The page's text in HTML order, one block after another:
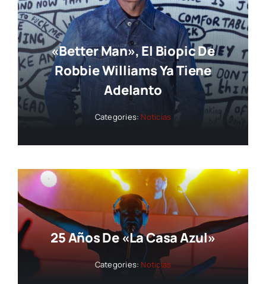
«Better Man», El Biopic De
Robbie Williams Ya Tiene
Adelanto
Categories: Noticias
25 Años De «La Casa Azul»
Categories: Noticias